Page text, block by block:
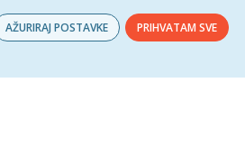
AŽURIRAJ POSTAVKE PRIHVATAM SVE